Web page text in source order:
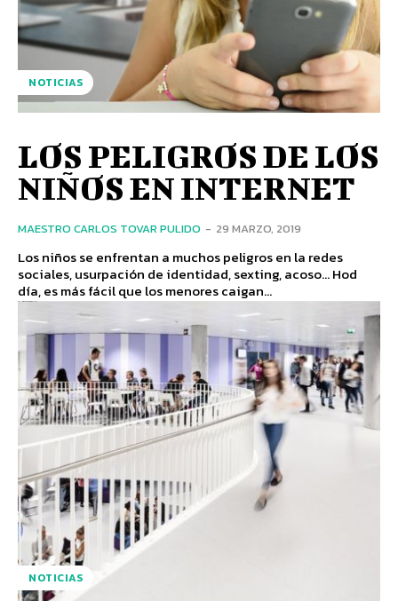
NOTICIAS
LOS PELIGROS DE LOS
NIÑOS EN INTERNET
MAESTRO CARLOS TOVAR PULIDO - 29 MARZO, 2019
Los niños se enfrentan a muchos peligros en la redes
sociales, usurpación de identidad, sexting, acoso... Hod
día, es más fácil que los menores caigan...
NOTICIAS